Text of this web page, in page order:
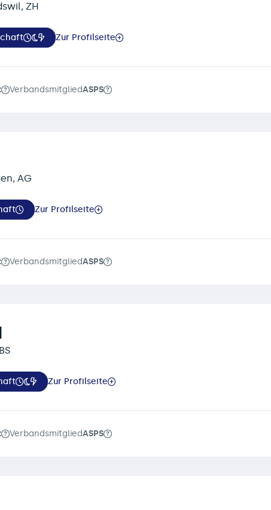
ZH
Zur Profilseite
VerbandsmitgliedASPS
AG
Zur Profilseite
VerbandsmitgliedASPS
Zur Profilseite
VerbandsmitgliedASPS